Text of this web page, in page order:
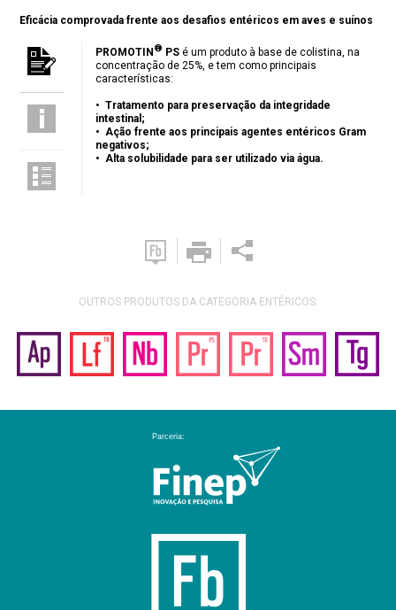
Eficácia comprovada frente aos desafios entéricos em aves e suínos
PROMOTIN® PSé um produto à base de colistina, na
concentração de 25%, e tem como principais
características:
• Tratamento para preservação da integridade
intestinal;
• Ação frente aos principais agentes entéricos Gram
negativos;
• Alta solubilidade para ser utilizado via água.
OUTROS PRODUTOS DA CATEGORIA ENTÉRICOS: